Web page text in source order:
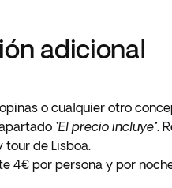
adicional
o cualquier otro
"El precio incluye".
de Lisboa.
4€ por persona y por